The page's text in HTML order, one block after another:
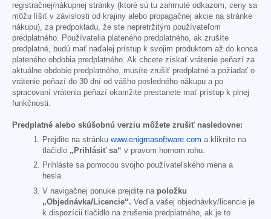
registračnej/nákupnej stránky (ktoré sú tu zahrnuté odkazom; ceny sa
môžu líšiť v závislosti od krajiny alebo propagačnej akcie na stránke
nákupu), za predpokladu, že ste nepretržitým používateľom
predplatného. Používatelia plateného predplatného, ak zrušíte
predplatné, budú mať naďalej prístup k svojim produktom až do konca
plateného obdobia predplatného. Ak chcete získať vrátenie peňazí za
aktuálne obdobie predplatného, musíte zrušiť predplatné a požiadať o
vrátenie peňazí do 30 dní od vášho posledného nákupu a po
spracovaní vrátenia peňazí okamžite prestanete mať prístup k plnej
funkčnosti.
Predplatné alebo skúšobnú verziu môžete zrušiť nasledovne:
Prejdite na stránku www.enigmasoftware.com a kliknite na
tlačidlo „Prihlásiť sa“ v pravom hornom rohu.
Prihláste sa pomocou svojho používateľského mena a
hesla.
V navigačnej ponuke prejdite na položku
„Objednávka/Licencie“. Vedľa vašej objednávky/licencie je
k dispozícii tlačidlo na zrušenie predplatného, ak je to